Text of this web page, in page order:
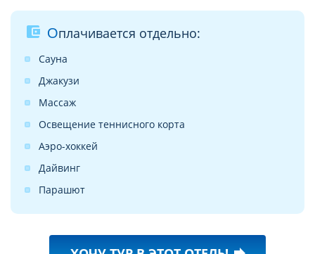
account_balance_wallet Оплачивается отдельно:
Сауна
Джакузи
Массаж
Освещение теннисного корта
Аэро-хоккей
Дайвинг
Парашют